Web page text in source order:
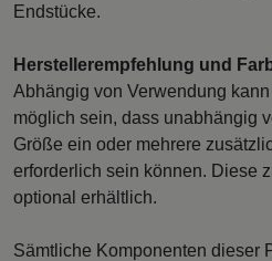
Endstücke.
Herstellerempfehlung und
Abhängig von Verwendung
möglich sein, dass unabhängig
Größe ein oder mehrere
erforderlich sein können. Diese
optional erhältlich.
Sämtliche Komponenten dieser